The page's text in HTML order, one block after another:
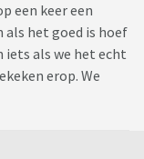
een keer een
als het goed is hoef
iets als we het echt
erop. We